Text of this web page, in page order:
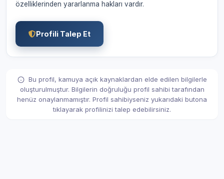
özelliklerinden yararlanma hakları vardır.
Profili Talep Et
Bu profil, kamuya açık kaynaklardan elde edilen bilgilerle
oluşturulmuştur. Bilgilerin doğruluğu profil sahibi tarafından
henüz onaylanmamıştır. Profil sahibiyseniz yukarıdaki butona
tıklayarak profilinizi talep edebilirsiniz.